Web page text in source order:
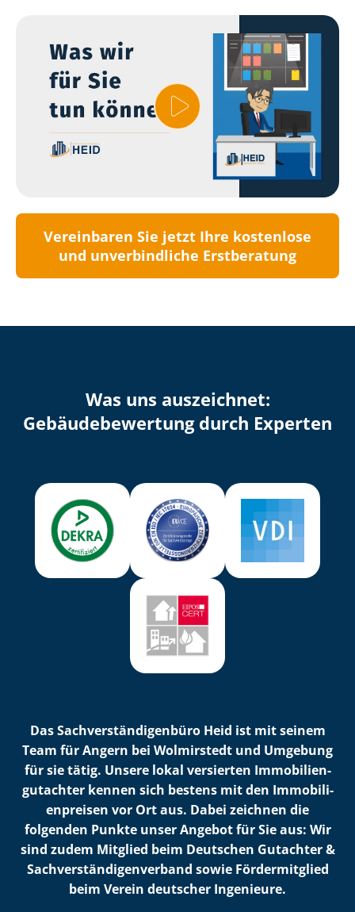
Vereinbaren Sie jetzt Ihre kostenlose
und unverbindliche Erstberatung
Was uns auszeichnet:
Ge­bäu­de­be­wer­tung durch Experten
Das Sach­ver­stän­di­gen­bü­ro Heid ist mit seinem
Team für Angern bei Wolmirstedt und Umgebung
für sie tätig. Unsere lokal versierten Im­mo­bi­li­en­
gut­ach­ter kennen sich bestens mit den Im­mo­bi­li­
en­prei­sen vor Ort aus. Dabei zeichnen die
folgenden Punkte unser Angebot für Sie aus: Wir
sind zudem Mitglied beim Deutschen Gutachter &
Sach­ver­stän­di­gen­ver­band sowie Fördermitglied
beim Verein deutscher Ingenieure.